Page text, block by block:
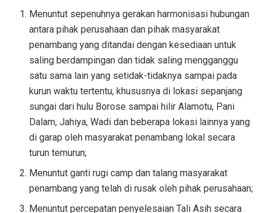
Menuntut sepenuhnya gerakan harmonisasi hubungan
antara pihak perusahaan dan pihak masyarakat
penambang yang ditandai dengan kesediaan untuk
saling berdampingan dan tidak saling mengganggu
satu sama lain yang setidak-tidaknya sampai pada
kurun waktu tertentu, khususnya di lokasi sepanjang
sungai dari hulu Borose sampai hilir Alamotu, Pani
Dalam, Jahiya, Wadi dan beberapa lokasi lainnya yang
di garap oleh masyarakat penambang lokal secara
turun temurun;
Menuntut ganti rugi camp dan talang masyarakat
penambang yang telah di rusak oleh pihak perusahaan;
Menuntut percepatan penyelesaian Tali Asih secara